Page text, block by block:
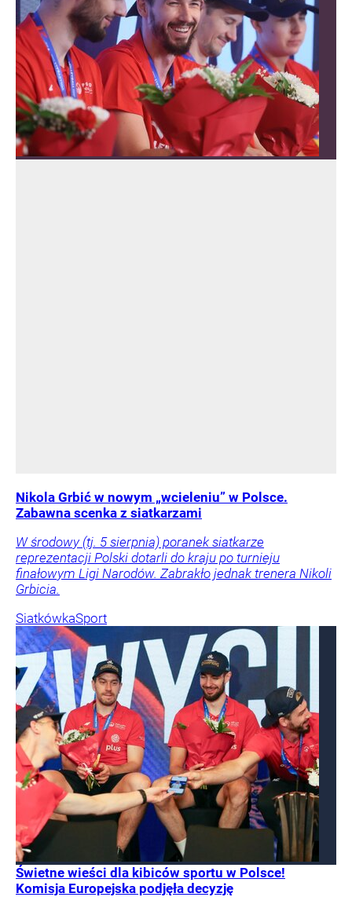
Nikola Grbić w nowym „wcieleniu” w Polsce.
Zabawna scenka z siatkarzami
W środowy (tj. 5 sierpnia) poranek siatkarze
reprezentacji Polski dotarli do kraju po turnieju
finałowym Ligi Narodów. Zabrakło jednak trenera Nikoli
Grbicia.
SiatkówkaSport
Świetne wieści dla kibiców sportu w Polsce!
Komisja Europejska podjęła decyzję